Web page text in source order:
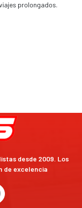
prolongados.
desde 2009. Los
de excelencia